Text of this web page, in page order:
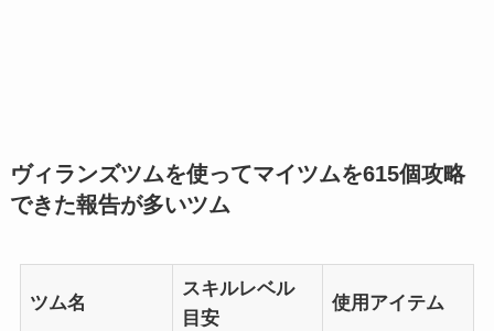
ヴィランズツムを使ってマイツムを615個攻略
できた報告が多いツム
ツム名
スキルレベル
目安
使用アイテム